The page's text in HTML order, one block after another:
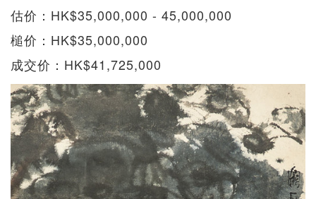
估价：HK$35,000,000 - 45,000,000
槌价：HK$35,000,000
成交价：HK$41,725,000